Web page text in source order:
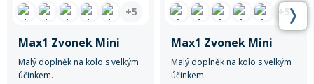
+5
Max1 Zvonek Mini
Malý doplněk na kolo s velkým
účinkem.
Max1 Zvonek Mini
Malý doplněk na kolo s velkým
účinkem.